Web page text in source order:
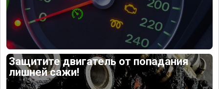
Защитите двигатель от попадания
лишней сажи!